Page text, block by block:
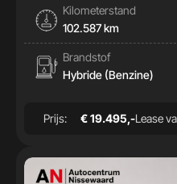
Kilometerstand
102.587 km
Brandstof
Hybride (Benzine)
Prijs: € 19.495,-Lease